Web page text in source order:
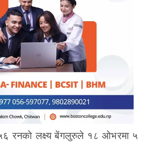
रनको लक्ष्य बेंगलुरुले १८ ओभरमा ५